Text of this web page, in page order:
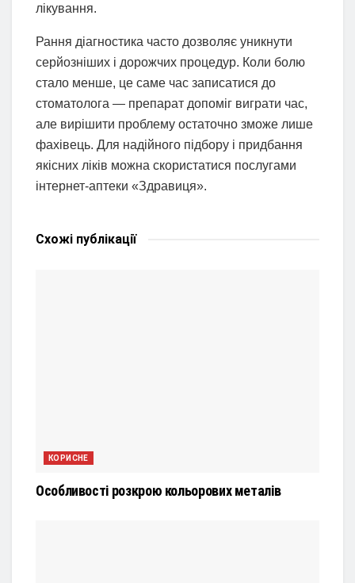
лікування.
Рання діагностика часто дозволяє уникнути
серйозніших і дорожчих процедур. Коли болю
стало менше, це саме час записатися до
стоматолога — препарат допоміг виграти час,
але вирішити проблему остаточно зможе лише
фахівець. Для надійного підбору і придбання
якісних ліків можна скористатися послугами
інтернет-аптеки «Здравиця».
Схожі публікації
КОРИСНЕ
Особливості розкрою кольорових металів